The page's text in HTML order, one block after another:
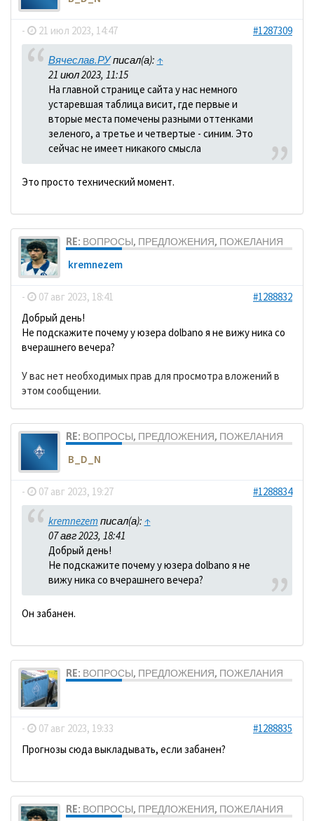
- 21 июл 2023, 14:47 #1287309
Вячеслав.РУписал(а): ↑
21 июл 2023, 11:15
На главной странице сайта у нас немного
устаревшая таблица висит, где первые и
вторые места помечены разными оттенками
зеленого, а третье и четвертые - синим. Это
сейчас не имеет никакого смысла
Это просто технический момент.
RE: ВОПРОСЫ, ПРЕДЛОЖЕНИЯ, ПОЖЕЛАНИЯ
kremnezem
- 07 авг 2023, 18:41
#1288832
Добрый день!
Не подскажите почему у юзера dolbano я не вижу ника со
вчерашнего вечера?
У вас нет необходимых прав для просмотра вложений в
этом сообщении.
RE: ВОПРОСЫ, ПРЕДЛОЖЕНИЯ, ПОЖЕЛАНИЯ
B_D_N
- 07 авг 2023, 19:27 #1288834
kremnezemписал(а): ↑
07 авг 2023, 18:41
Добрый день!
Не подскажите почему у юзера dolbano я не
вижу ника со вчерашнего вечера?
Он забанен.
RE: ВОПРОСЫ, ПРЕДЛОЖЕНИЯ, ПОЖЕЛАНИЯ
- 07 авг 2023, 19:33
#1288835
Прогнозы сюда выкладывать, если забанен?
RE: ВОПРОСЫ, ПРЕДЛОЖЕНИЯ, ПОЖЕЛАНИЯ